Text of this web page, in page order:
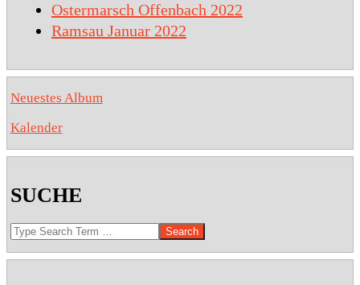
Ostermarsch Offenbach 2022
Ramsau Januar 2022
Neuestes Album
Kalender
SUCHE
Search